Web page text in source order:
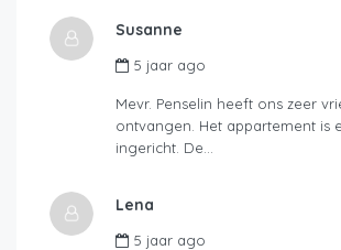
Susanne
5 jaar ago
Mevr. Penselin heeft ons zeer
ontvangen. Het appartement is
ingericht. De…
Lena
5 jaar ago